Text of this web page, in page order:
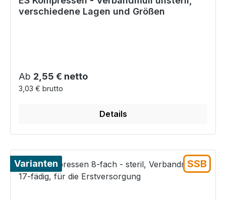
verschiedene Lagen und Größen
Regulärer Preis:
Ab 2,55 € netto
3,03 € brutto
Details
Varianten SSB